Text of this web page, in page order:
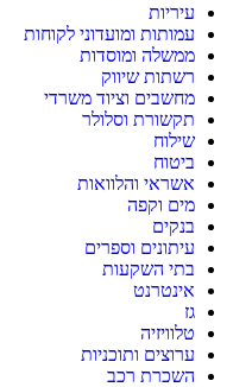
עיריות
עמותות ומועדוני לקוחות
ממשלה ומוסדות
רשתות שיווק
מחשבים וציוד משרדי
תקשורת וסלולר
שילוח
ביטוח
אשראי והלוואות
מים וקפה
בנקים
עיתונים וספרים
בתי השקעות
אינטרנט
גז
טלוויזיה
ערוצים ותוכניות
השכרת רכב